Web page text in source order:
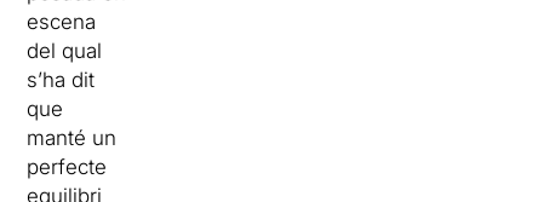
escena
del qual
s’ha dit
que
manté un
perfecte
equilibri